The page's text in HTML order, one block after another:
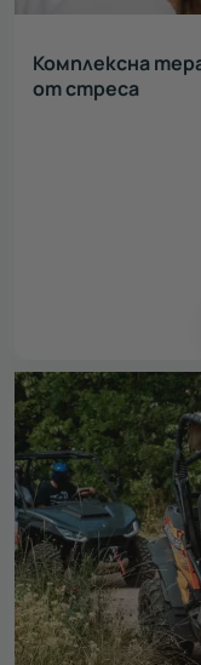
Комплексна
от стреса